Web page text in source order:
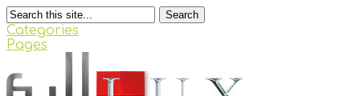
Search
Categories
Pages